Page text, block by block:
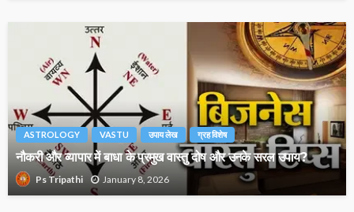
ASTROLOGY VASTU उपाय लेख ग्रह विशेष
नौकरी और व्यापार में बाधा के प्रमुख वास्तु दोष और उनके सरल उपाय?
Ps Tripathi January 8, 2026